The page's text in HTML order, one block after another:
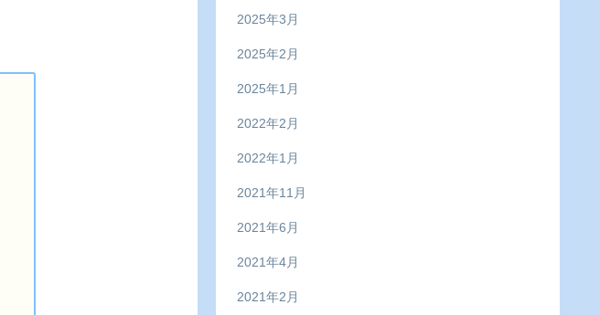
2025年3月
2025年2月
2025年1月
2022年2月
2022年1月
2021年11月
2021年6月
2021年4月
2021年2月